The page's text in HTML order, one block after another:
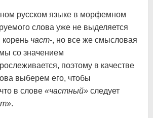
русском языке в морфемном
слова уже не выделяется
корень част-, но все же смысловая
со значением
поэтому в качестве
выберем его, чтобы
в слове «частный» следует
.